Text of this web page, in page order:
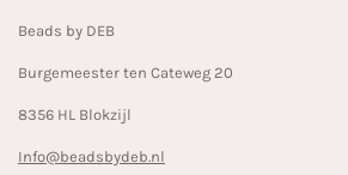
Beads by DEB
Burgemeester ten Cateweg 20
8356 HL Blokzijl
Info@beadsbydeb.nl